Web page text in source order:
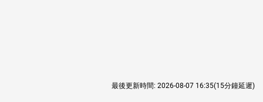
最後更新時間: 2026-08-07 16:35(15分鐘延遲)